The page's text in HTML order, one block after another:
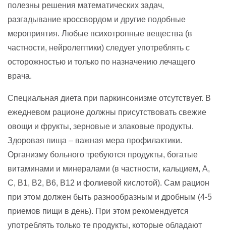
полезны решения математических задач,
разгадывание кроссвордом и другие подобные
мероприятия. Любые психотропные вещества (в
частности, нейролептики) следует употреблять с
осторожностью и только по назначению лечащего
врача.
Специальная диета при паркинсонизме отсутствует. В
ежедневом рационе должны присутствовать свежие
овощи и фрукты, зерновые и злаковые продукты.
Здоровая пища – важная мера профилактики.
Организму больного требуются продукты, богатые
витаминами и минералами (в частности, кальцием, А,
C, В1, В2, В6, В12 и фолиевой кислотой). Сам рацион
при этом должен быть разнообразным и дробным (4-5
приемов пищи в день). При этом рекомендуется
употреблять только те продукты, которые обладают